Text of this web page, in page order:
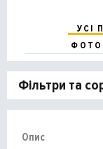
УСІ
ФОТО
Фільтри та
Опис